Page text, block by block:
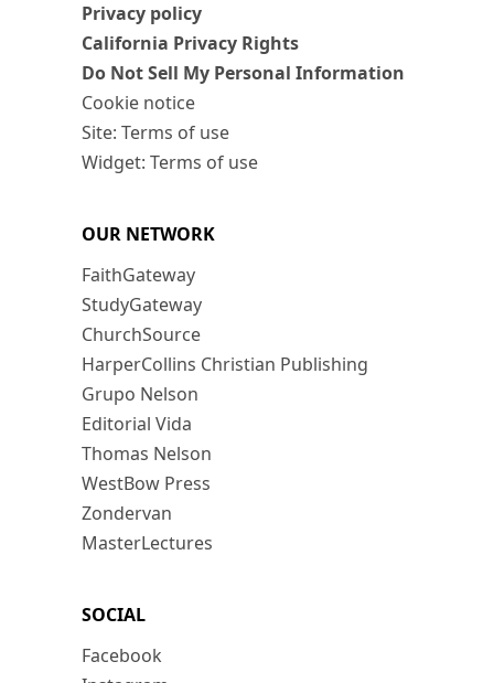
Privacy policy
California Privacy Rights
Do Not Sell My Personal Information
Cookie notice
Site: Terms of use
Widget: Terms of use
OUR NETWORK
FaithGateway
StudyGateway
ChurchSource
HarperCollins Christian Publishing
Grupo Nelson
Editorial Vida
Thomas Nelson
WestBow Press
Zondervan
MasterLectures
SOCIAL
Facebook